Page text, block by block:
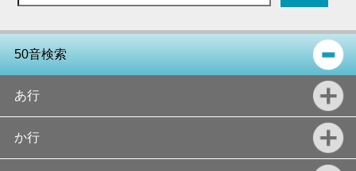
50音検索
あ行
か行